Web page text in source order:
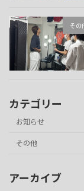
その
カテゴリー
お知らせ
その他
アーカイブ